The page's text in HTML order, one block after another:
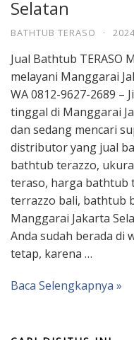
Selatan
BATHTUB TERASO ·
Jual Bathtub TERASO
melayani Manggarai
WA 0812-9627-2689 –
tinggal di Manggarai
dan sedang mencari
distributor yang jual
bathtub terazzo,
teraso, harga bathtub
terrazzo bali, bathtub
Manggarai Jakarta
Anda sudah berada di
tetap, karena …
Baca Selengkapnya »